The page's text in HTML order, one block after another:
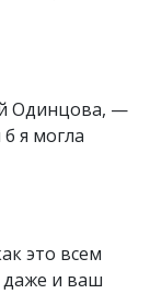
Одинцова, —
я могла
это всем
даже и ваш